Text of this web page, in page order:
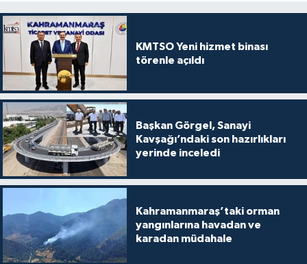
KMTSO Yeni hizmet binası
törenle açıldı
Başkan Görgel, Sanayi
Kavşağı’ndaki son hazırlıkları
yerinde inceledi
Kahramanmaraş’taki orman
yangınlarına havadan ve
karadan müdahale